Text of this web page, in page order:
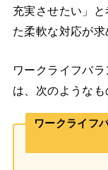
充実させたい」
た柔軟な対応が求
ワークライフバ
は、次のようなも
ワークライフ